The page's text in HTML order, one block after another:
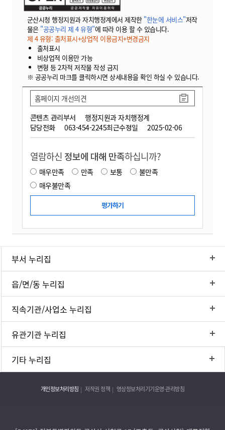
군산시청 행정지원과 자치행정계에서 제작한 "한눈에 서비스"저작
물은 "공공누리 제 4 유형"에 따라 이용 할 수 있습니다.
제 4 유형: 출처표시+상업적 이용금지+변경금지
출처표시
비상업적 이용만 가능
변형 등 2차적 저작물 작성 금지
※ 공공누리 마크를 클릭하시면 상세내용을 확인 하실 수 있습니다.
콘텐츠 관리부서
행정지원과 자치행정계
담당전화
063-454-2245최근수정일 2025-02-06
홈페이지 개선의견
열람하신 정보에 대해 만족하십니까?
매우만족 만족 보통
불만족
매우불만족
부서 누리집
읍/면/동 누리집
직속기관/사업소 누리집
유관기관 누리집
기타 누리집
개인정보처리방침 저작권 정책 영상정보처리기기운영·관리방침